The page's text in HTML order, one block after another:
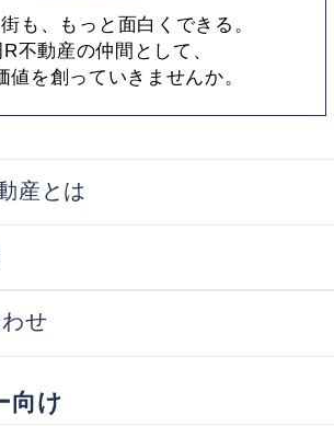
も、もっと面白くできる。
不動産の仲間として、
値を創っていきませんか。
産とは
せ
向け